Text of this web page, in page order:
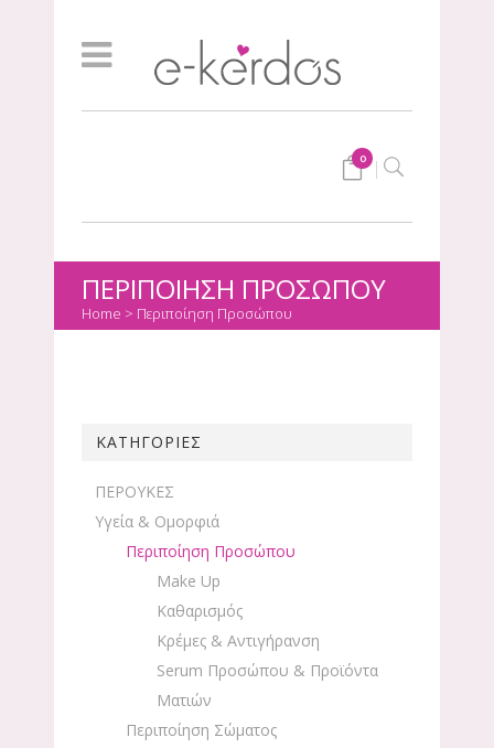
0
ΠΕΡΙΠΟΊΗΣΗ ΠΡΟΣΏΠΟΥ
Home > Περιποίηση Προσώπου
ΚΑΤΗΓΟΡΙΕΣ
ΠΕΡΟΥΚΕΣ
Υγεία & Ομορφιά
Περιποίηση Προσώπου
Make Up
Καθαρισμός
Κρέμες & Αντιγήρανση
Serum Προσώπου & Προϊόντα
Ματιών
Περιποίηση Σώματος